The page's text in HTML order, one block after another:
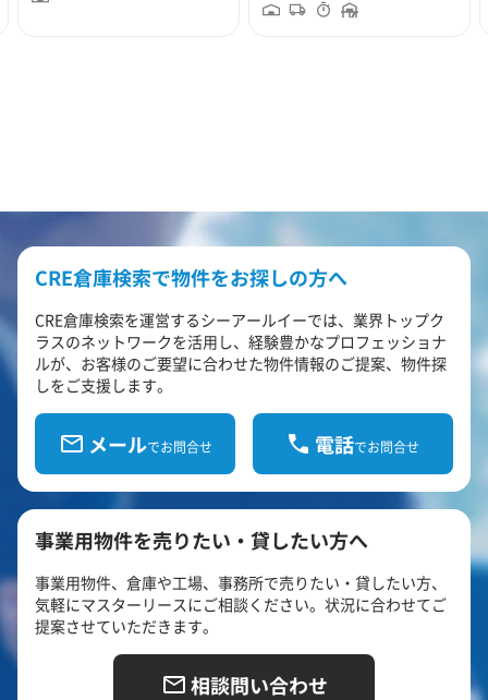
CRE倉庫検索で物件をお探しの方へ
CRE倉庫検索を運営するシーアールイーでは、業界トップク
ラスのネットワークを活用し、経験豊かなプロフェッショナ
ルが、お客様のご要望に合わせた物件情報のご提案、物件探
しをご支援します。
メールでお問合せ 電話でお問合せ
事業用物件を売りたい・貸したい方へ
事業用物件、倉庫や工場、事務所で売りたい・貸したい方、
気軽にマスターリースにご相談ください。状況に合わせてご
提案させていただきます。
相談問い合わせ